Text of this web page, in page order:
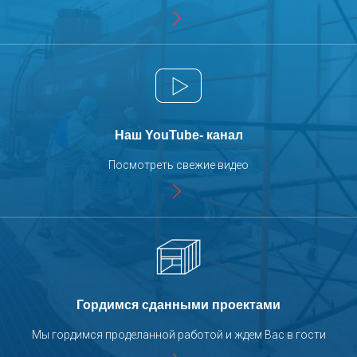
Наш YouTube- канал
Посмотреть свежие видео
Гордимся сданными проектами
Мы гордимся проделанной работой и ждем Вас в гости
Производство конвейерных систем для
порошковых линий покраски
Флотатор SPK для очистных сооружений
Производство комплектующих для линий
порошковой покраски
Процесс сборки лифтов SPK
Производство воздушных клапанов зоны
Отгрузка вентиляционно-фильтровальной